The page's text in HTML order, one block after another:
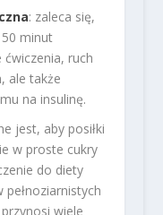
: zaleca się,
minut
ruch
ale także
na insulinę.
jest, aby posiłki
w proste cukry
do diety
wiele